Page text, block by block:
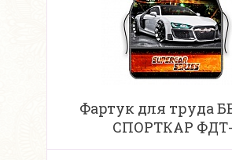
Фартук для труда
СПОРТКАР